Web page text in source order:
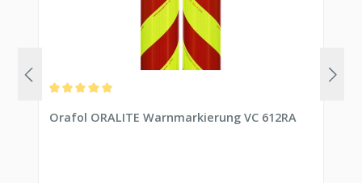
Orafol ORALITE Warnmarkierung VC 612RA